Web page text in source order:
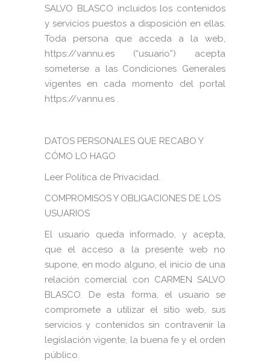
SALVO BLASCO incluidos los contenidos
y servicios puestos a disposición en ellas.
Toda persona que acceda a la web,
https://vannu.es (“usuario”) acepta
someterse a las Condiciones Generales
vigentes en cada momento del portal
https://vannu.es .
DATOS PERSONALES QUE RECABO Y
CÓMO LO HAGO
Leer Política de Privacidad.
COMPROMISOS Y OBLIGACIONES DE LOS
USUARIOS
El usuario queda informado, y acepta,
que el acceso a la presente web no
supone, en modo alguno, el inicio de una
relación comercial con CARMEN SALVO
BLASCO. De esta forma, el usuario se
compromete a utilizar el sitio web, sus
servicios y contenidos sin contravenir la
legislación vigente, la buena fe y el orden
público.